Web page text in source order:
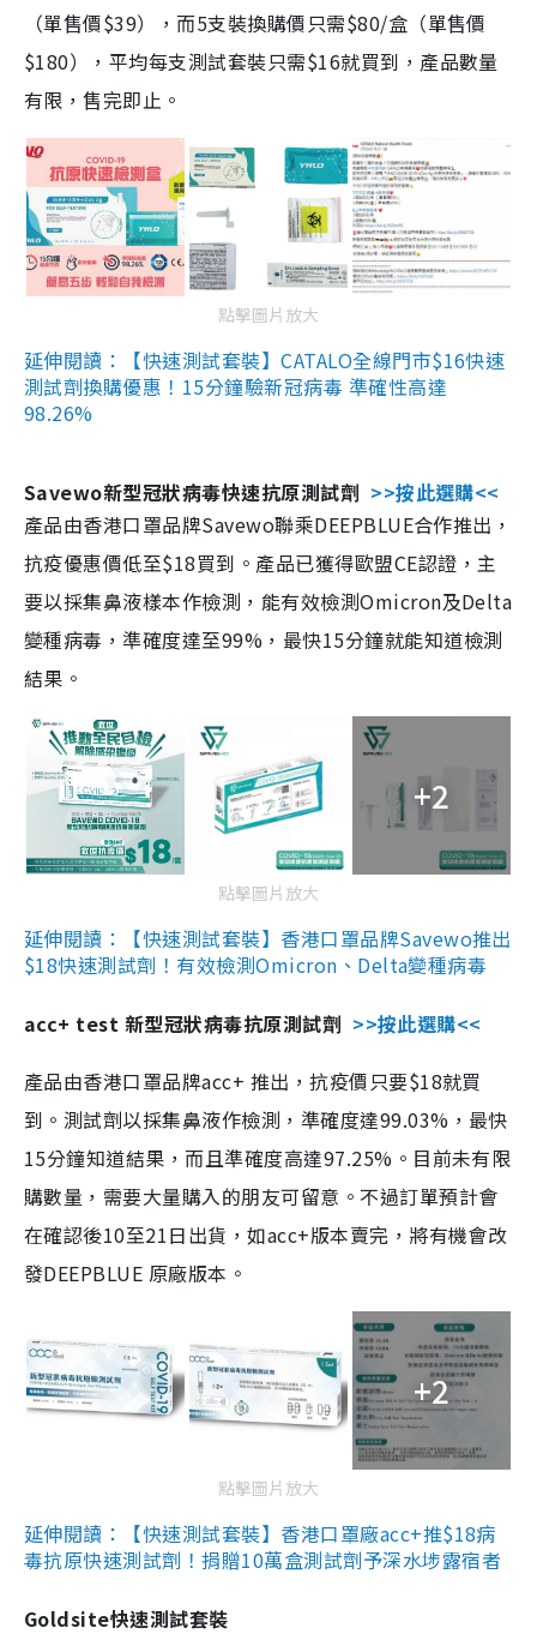
（單售價$39），而5支裝換購價只需$80/盒（單售價
$180），平均每支測試套裝只需$16就買到，產品數量
有限，售完即止。
點擊圖片放大
延伸閱讀：【快速測試套裝】CATALO全線門市$16快速
測試劑換購優惠！15分鐘驗新冠病毒 準確性高達
98.26%
Savewo新型冠狀病毒快速抗原測試劑 >>按此選購<<
產品由香港口罩品牌Savewo聯乘DEEPBLUE合作推出，
抗疫優惠價低至$18買到。產品已獲得歐盟CE認證，主
要以採集鼻液樣本作檢測，能有效檢測Omicron及Delta
變種病毒，準確度達至99%，最快15分鐘就能知道檢測
結果。
+2
點擊圖片放大
延伸閱讀：【快速測試套裝】香港口罩品牌Savewo推出
$18快速測試劑！有效檢測Omicron、Delta變種病毒
acc+ test 新型冠狀病毒抗原測試劑 >>按此選購<<
產品由香港口罩品牌acc+ 推出，抗疫價只要$18就買
到。測試劑以採集鼻液作檢測，準確度達99.03%，最快
15分鐘知道結果，而且準確度高達97.25%。目前未有限
購數量，需要大量購入的朋友可留意。不過訂單預計會
在確認後10至21日出貨，如acc+版本賣完，將有機會改
發DEEPBLUE 原廠版本。
+2
點擊圖片放大
延伸閱讀：【快速測試套裝】香港口罩廠acc+推$18病
毒抗原快速測試劑！捐贈10萬盒測試劑予深水埗露宿者
Goldsite快速測試套裝